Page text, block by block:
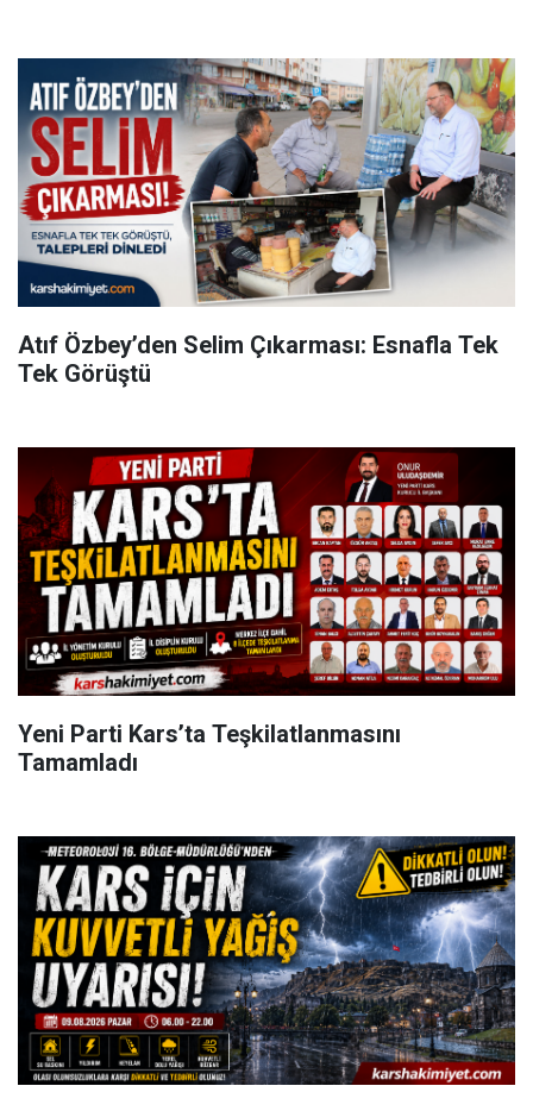
Atıf Özbey’den Selim Çıkarması: Esnafla Tek
Tek Görüştü
Yeni Parti Kars’ta Teşkilatlanmasını
Tamamladı